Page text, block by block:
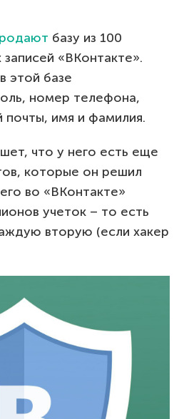
базу из 100
«ВКонтакте».
этой базе
номер телефона,
почты, имя и фамилия.
что у него есть еще
которые он решил
во «ВКонтакте»
учеток – то есть
вторую (если хакер